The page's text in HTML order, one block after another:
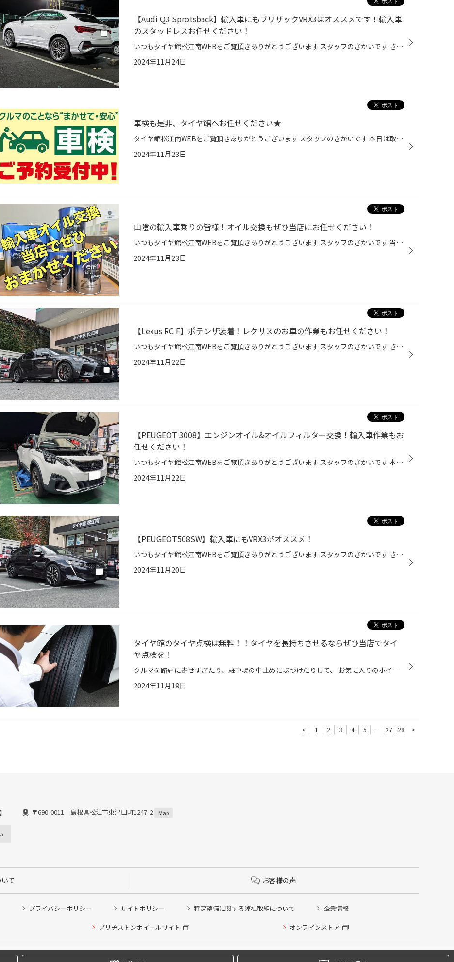
【Audi Q3 Sprotsback】輸入車にもブリザックVRX3はオススメです！輸入車
のスタッドレスお任せください！
いつもタイヤ館松江南WEBをご覧頂きありがとうございます スタッフのさかいです さて本日ご紹介する作業は アウディ Q3 Sportsbackにスタッドレス取り付けになります！ ありがとうございます！！！ 当店では国産車はもちろん輸入車のスタッドレスもお任せください！ 実績も多数あり！ 【Renaut】人...
2024年11月24日
車検も是非、タイヤ館へお任せください★
タイヤ館松江南WEBをご覧頂きありがとうございます スタッフのさかいです 本日は取り扱いサービスのご紹介です！ 車検も是非、タイヤ館松江南へ お任せください☆
2024年11月23日
山陰の輸入車乗りの皆様！オイル交換もぜひ当店にお任せください！
いつもタイヤ館松江南WEBをご覧頂きありがとうございます スタッフのさかいです 当店では、輸入車にも対応したエンジンオイルを 取り扱いさせていただいております！ 当店では国産車はもちろん輸入車のオイル交換作業承っております！ 実績も多数あり！ Mercedes-Benz W205 C180 オイル交換&フィル...
2024年11月23日
【Lexus RC F】ポテンザ装着！レクサスのお車の作業もお任せください！
いつもタイヤ館松江南WEBをご覧頂きありがとうございます スタッフのさかいです さて本日ご紹介する作業は レクサス RCFにポテンザ取り付けになります！ ありがとうございます！！！ 当店ではレクサス車の作業もお任せください！ 実績も多数あり！ レクサスHSにレグノ装着！ レクサス IS ホイール交...
2024年11月22日
【PEUGEOT 3008】エンジンオイル&オイルフィルター交換！輸入車作業もお
任せください！
いつもタイヤ館松江南WEBをご覧頂きありがとうございます スタッフのさかいです 本日も輸入車のエンジンオイル交換作業のご紹介になります！ 車種：プジョー3008 当店では国産車はもちろん輸入車のオイル交換作業承っております！ 実績も多数あり！ Mercedes-Benz W205 C180 オイル交換&フィルター...
2024年11月22日
【PEUGEOT508SW】輸入車にもVRX3がオススメ！
いつもタイヤ館松江南WEBをご覧頂きありがとうございます スタッフのさかいです さて本日ご紹介する作業は プジョー 508にスタッドレス取り付けになります！ ありがとうございます！！！ 当店では国産車はもちろん輸入車のスタッドレスもお任せください！ 実績も多数あり！ 【Renaut】人気SUVキャプ...
2024年11月20日
タイヤ館のタイヤ点検は無料！！タイヤを長持ちさせるならぜひ当店でタイ
ヤ点検を！
クルマを路肩に寄せすぎたり、駐車場の車止めにぶつけたりして、 お気に入りのホイールを傷つけてしまったという経験は、多くの方がお持ちなのではないでしょうか。 とっても残念な気持ちになりますが、そんなときタイヤも気にかけていらっしゃいますか？ また、タイヤの“見える側”にはワックスをき...
2024年11月19日
< 1 2 3 4 5 … 27 28 >
〒690-0011 島根県松江市東津田町1247-2 Map
て お客様の声
プライバシーポリシー サイトポリシー 特定整備に関する弊社取組について 企業情報
ブリヂストンホイールサイト オンラインストア
Copyright © 2024 Bridgestone Retail Co.,Ltd. All rights Reserved.
の他ピット作業の予約
を希望のクローク契約会員の方はこちらを選択ください
員の方はご利用いただけません